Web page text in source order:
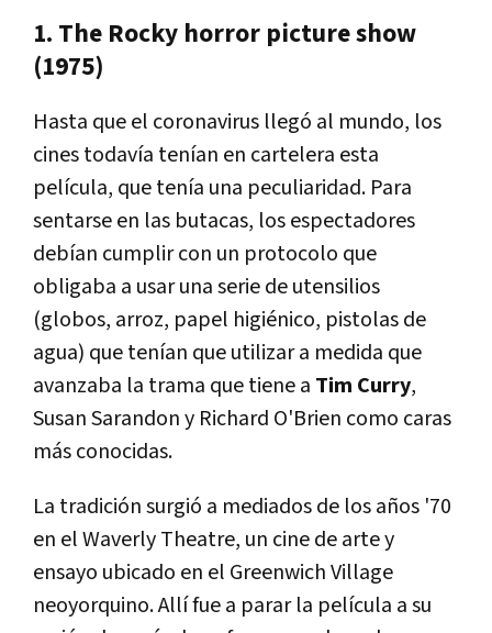
1. The Rocky horror picture show
(1975)
Hasta que el coronavirus llegó al mundo, los
cines todavía tenían en cartelera esta
película, que tenía una peculiaridad. Para
sentarse en las butacas, los espectadores
debían cumplir con un protocolo que
obligaba a usar una serie de utensilios
(globos, arroz, papel higiénico, pistolas de
agua) que tenían que utilizar a medida que
avanzaba la trama que tiene a Tim Curry,
Susan Sarandon y Richard O'Brien como caras
más conocidas.
La tradición surgió a mediados de los años '70
en el Waverly Theatre, un cine de arte y
ensayo ubicado en el Greenwich Village
neoyorquino. Allí fue a parar la película a su